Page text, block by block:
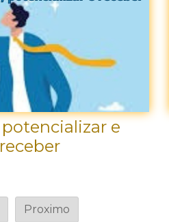
potencializar e
receber
Proximo